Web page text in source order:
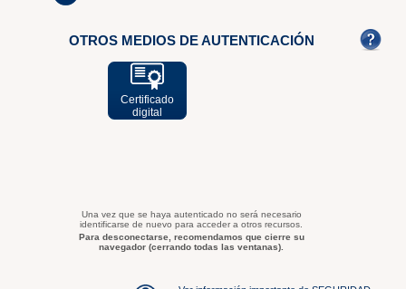
OTROS MEDIOS DE AUTENTICACIÓN
Certificado
digital
Una vez que se haya autenticado no será necesario
identificarse de nuevo para acceder a otros recursos.
Para desconectarse, recomendamos que cierre su
navegador (cerrando todas las ventanas).